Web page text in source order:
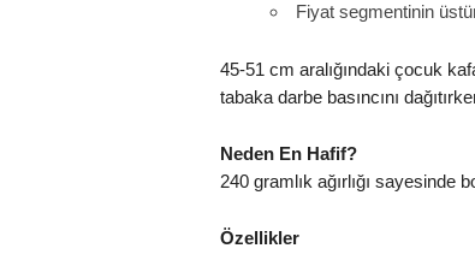
Fiyat segmentinin
45-51 cm aralığındaki çocuk
tabaka darbe basıncını
Neden En Hafif?
240 gramlık ağırlığı
Özellikler